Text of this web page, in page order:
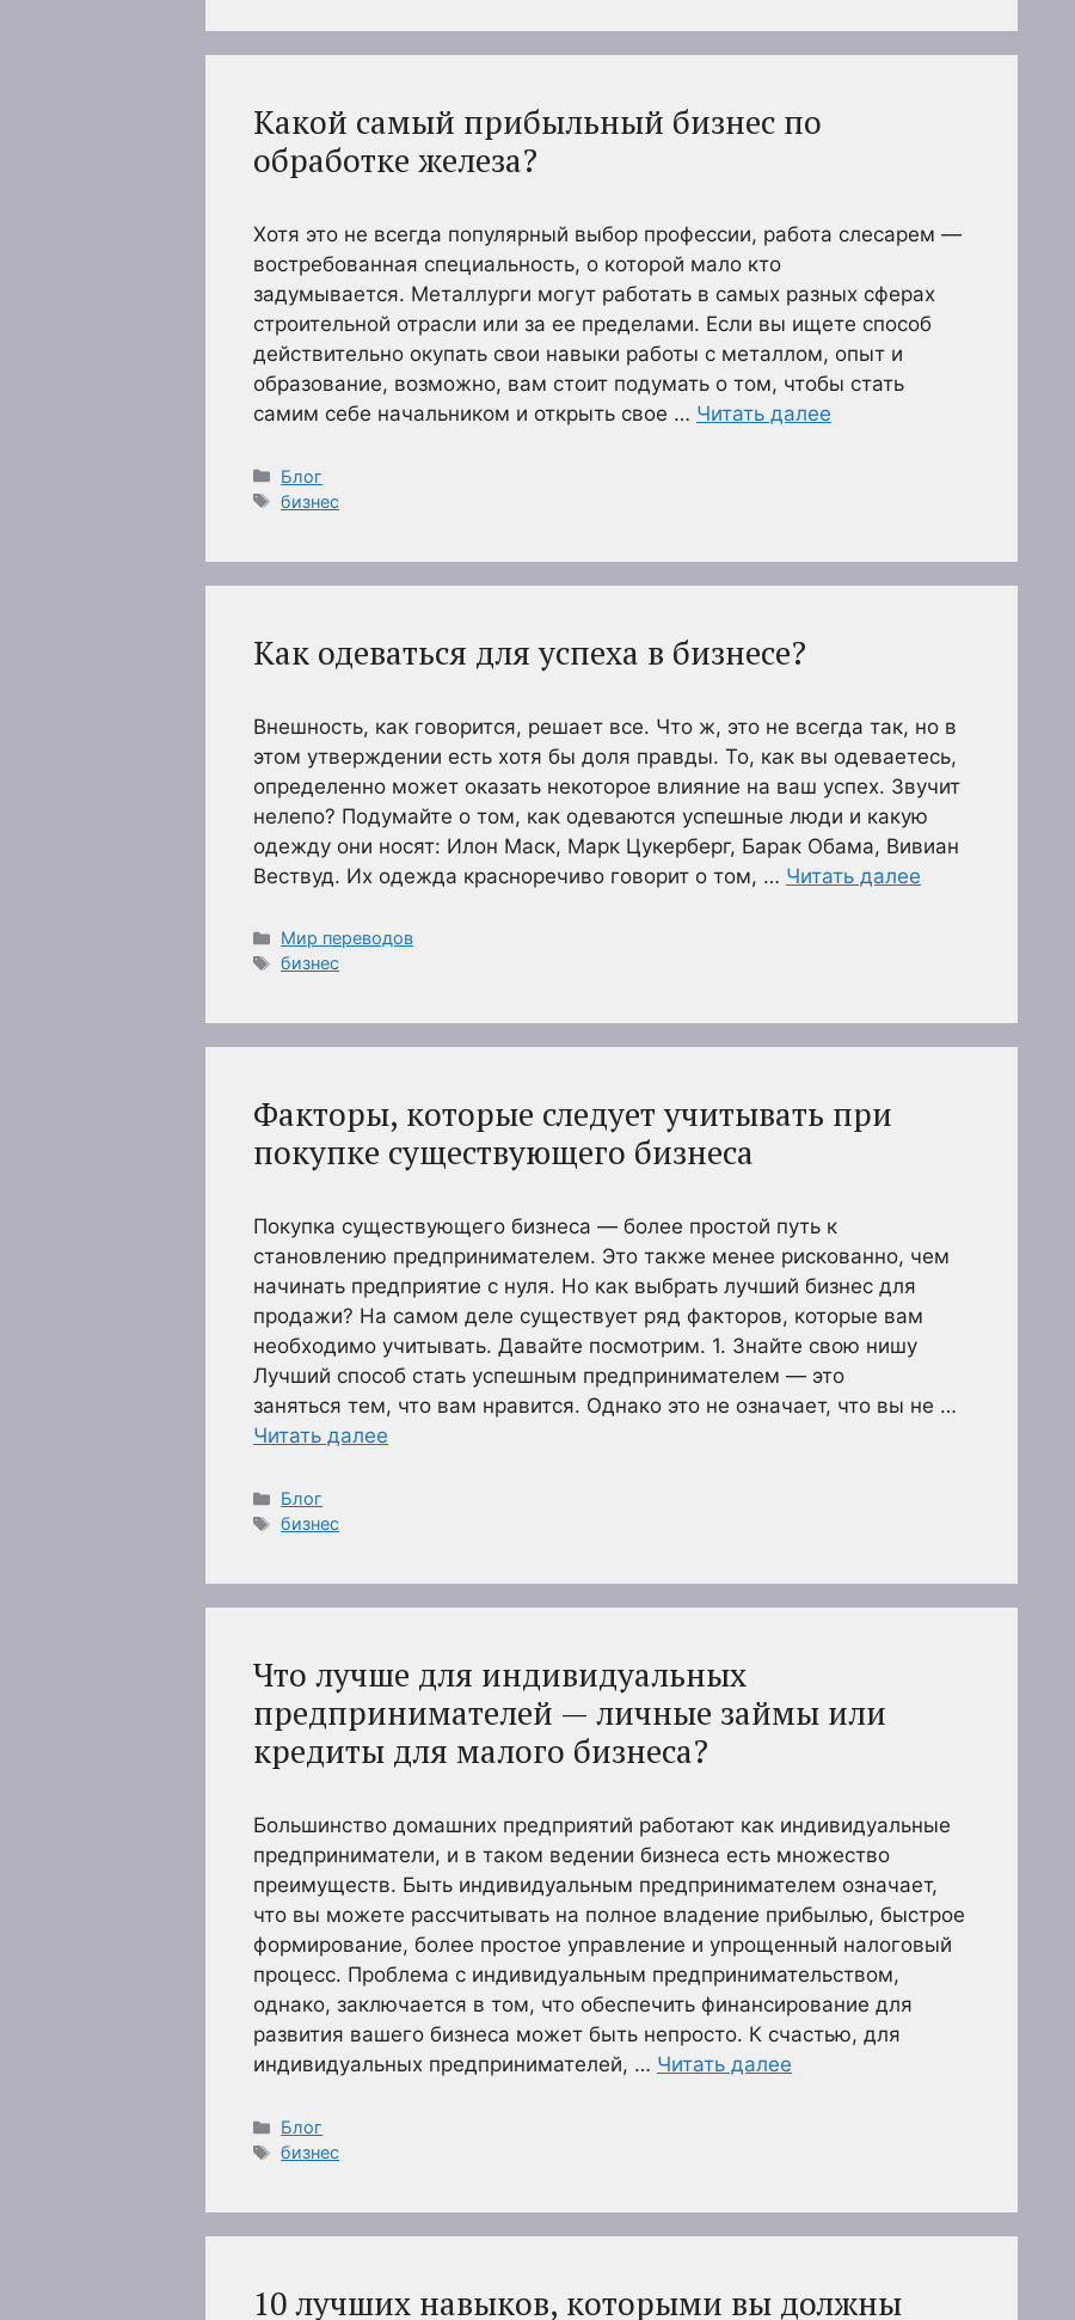
Какой самый прибыльный бизнес по
обработке железа?
Хотя это не всегда популярный выбор профессии, работа слесарем —
востребованная специальность, о которой мало кто
задумывается. Металлурги могут работать в самых разных сферах
строительной отрасли или за ее пределами. Если вы ищете способ
действительно окупать свои навыки работы с металлом, опыт и
образование, возможно, вам стоит подумать о том, чтобы стать
самим себе начальником и открыть свое … Читать далее
Рубрики
Блог
Метки
бизнес
Как одеваться для успеха в бизнесе?
Внешность, как говорится, решает все. Что ж, это не всегда так, но в
этом утверждении есть хотя бы доля правды. То, как вы одеваетесь,
определенно может оказать некоторое влияние на ваш успех. Звучит
нелепо? Подумайте о том, как одеваются успешные люди и какую
одежду они носят: Илон Маск, Марк Цукерберг, Барак Обама, Вивиан
Вествуд. Их одежда красноречиво говорит о том, … Читать далее
Рубрики
Мир переводов
Метки
бизнес
Факторы, которые следует учитывать при
покупке существующего бизнеса
Покупка существующего бизнеса — более простой путь к
становлению предпринимателем. Это также менее рискованно, чем
начинать предприятие с нуля. Но как выбрать лучший бизнес для
продажи? На самом деле существует ряд факторов, которые вам
необходимо учитывать. Давайте посмотрим. 1. Знайте свою нишу
Лучший способ стать успешным предпринимателем — это
заняться тем, что вам нравится. Однако это не означает, что вы не …
Читать далее
Рубрики
Блог
Метки
бизнес
Что лучше для индивидуальных
предпринимателей — личные займы или
кредиты для малого бизнеса?
Большинство домашних предприятий работают как индивидуальные
предприниматели, и в таком ведении бизнеса есть множество
преимуществ. Быть индивидуальным предпринимателем означает,
что вы можете рассчитывать на полное владение прибылью, быстрое
формирование, более простое управление и упрощенный налоговый
процесс. Проблема с индивидуальным предпринимательством,
однако, заключается в том, что обеспечить финансирование для
развития вашего бизнеса может быть непросто. К счастью, для
индивидуальных предпринимателей, … Читать далее
Рубрики
Блог
Метки
бизнес
10 лучших навыков, которыми вы должны